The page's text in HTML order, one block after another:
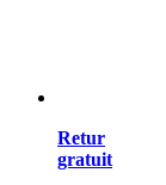
Retur
gratuit